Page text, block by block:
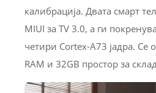
калибрација. Двата смарт
MIUI за TV 3.0, а ги
четири Cortex-A73 јадра. Се
RAM и 32GB простор за